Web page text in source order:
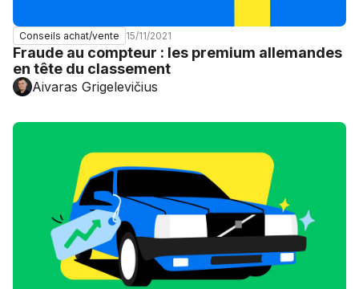
Conseils achat/vente 15/11/2021
Fraude au compteur : les premium allemandes
en tête du classement
Aivaras Grigelevičius